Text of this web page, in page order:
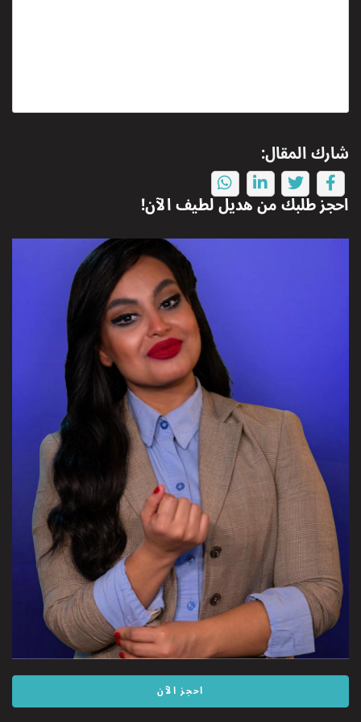
شارك المقال:
احجز طلبك منهديل لطيفالآن!
احجز الآن